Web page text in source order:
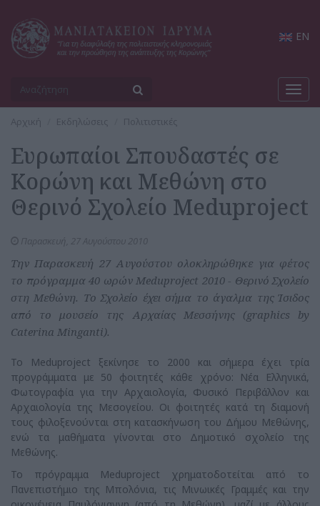
EN
Αρχική Εκδηλώσεις Πολιτιστικές
Ευρωπαίοι Σπουδαστές σε
Κορώνη και Μεθώνη στο
Θερινό Σχολείο Meduproject
Την Παρασκευή 27 Αυγούστου ολοκληρώθηκε για φέτος
το πρόγραμμα 40 ωρών Μeduproject 2010 - Θερινό Σχολείο
στη Μεθώνη. Το Σχολείο έχει σήμα το άγαλμα της Ίσιδος
από το μουσείο της Αρχαίας Μεσσήνης (graphics by
Caterina Minganti).
Το Μeduproject ξεκίνησε το 2000 και σήμερα έχει τρία
προγράμματα με 50 φοιτητές κάθε χρόνο: Νέα Ελληνικά,
Φωτογραφία για την Αρχαιολογία, Φυσικό Περιβάλλον και
Αρχαιολογία της Μεσογείου. Οι φοιτητές κατά τη διαμονή
τους φιλοξενούνται στη κατασκήνωση του Δήμου Μεθώνης,
ενώ τα μαθήματα γίνονται στο Δημοτικό σχολείο της
Μεθώνης.
Το πρόγραμμα Μeduproject χρηματοδοτείται από το
Πανεπιστήμιο της Μπολόνια, τις Μινωικές Γραμμές και την